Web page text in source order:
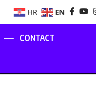
HR EN
CONTACT